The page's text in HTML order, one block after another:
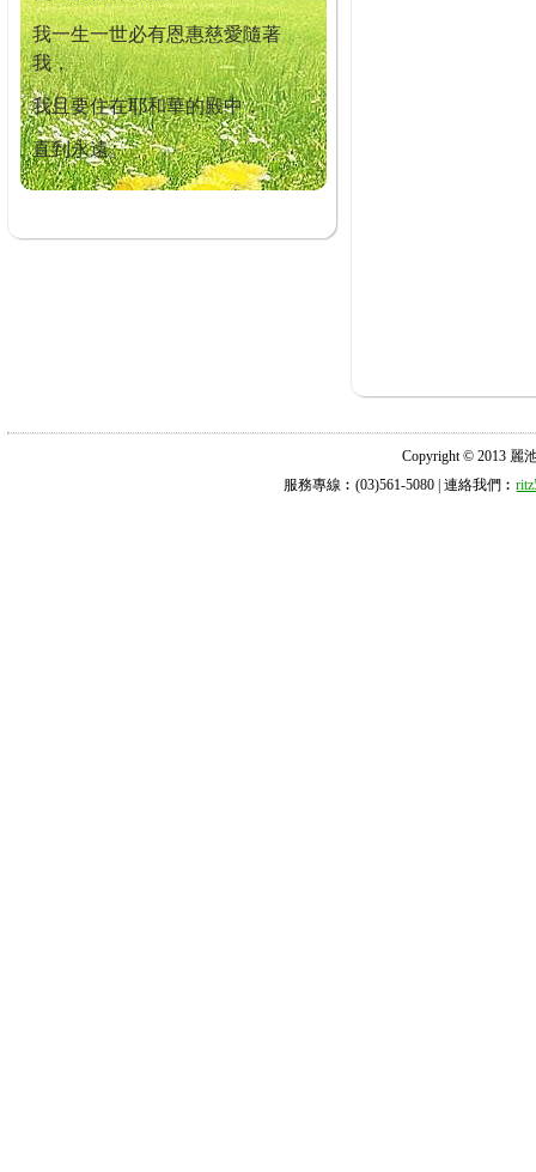
我一生一世必有恩惠慈愛隨著
我，
我且要住在耶和華的殿中，
直到永遠。
Copyright © 2013 麗
服務專線︰(03)561-5080 | 連絡我們︰